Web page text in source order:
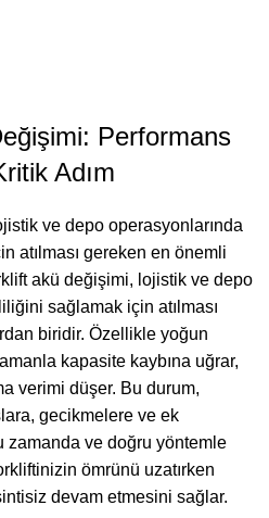
Performans
Adım
ve depo operasyonlarında
atılması gereken en önemli
akü değişimi, lojistik ve depo
sağlamak için atılması
biridir. Özellikle yoğun
kapasite kaybına uğrar,
verimi düşer. Bu durum,
gecikmelere ve ek
zamanda ve doğru yöntemle
ömrünü uzatırken
devam etmesini sağlar.